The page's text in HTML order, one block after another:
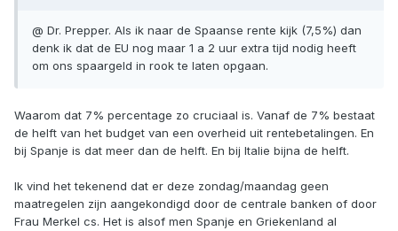
@ Dr. Prepper. Als ik naar de Spaanse rente kijk (7,5%) dan
denk ik dat de EU nog maar 1 a 2 uur extra tijd nodig heeft
om ons spaargeld in rook te laten opgaan.
Waarom dat 7% percentage zo cruciaal is. Vanaf de 7% bestaat
de helft van het budget van een overheid uit rentebetalingen. En
bij Spanje is dat meer dan de helft. En bij Italie bijna de helft.
Ik vind het tekenend dat er deze zondag/maandag geen
maatregelen zijn aangekondigd door de centrale banken of door
Frau Merkel cs. Het is alsof men Spanje en Griekenland al